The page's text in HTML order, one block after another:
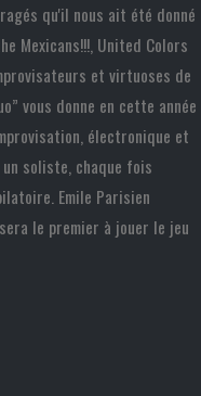
qu'il nous ait été donné
Mexicans!!!, United Colors
et virtuoses de
vous donne en cette année
électronique et
soliste, chaque fois
Emile Parisien
le premier à jouer le jeu